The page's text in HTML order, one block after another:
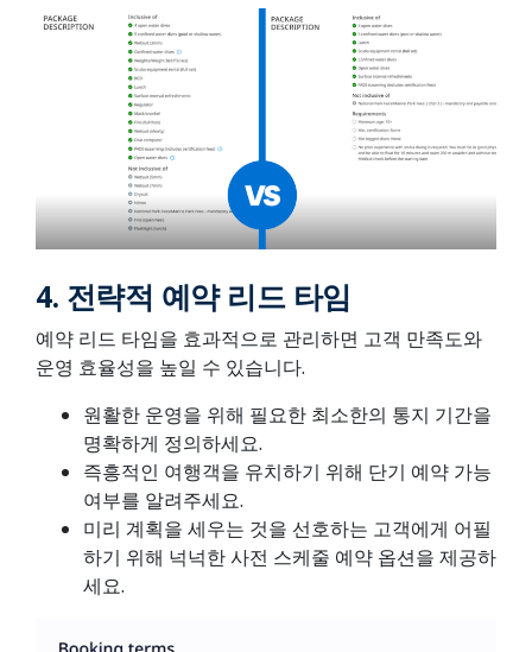
4. 전략적 예약 리드 타임
예약 리드 타임을 효과적으로 관리하면 고객 만족도와
운영 효율성을 높일 수 있습니다.
원활한 운영을 위해 필요한 최소한의 통지 기간을
명확하게 정의하세요.
즉흥적인 여행객을 유치하기 위해 단기 예약 가능
여부를 알려주세요.
미리 계획을 세우는 것을 선호하는 고객에게 어필
하기 위해 넉넉한 사전 스케줄 예약 옵션을 제공하
세요.